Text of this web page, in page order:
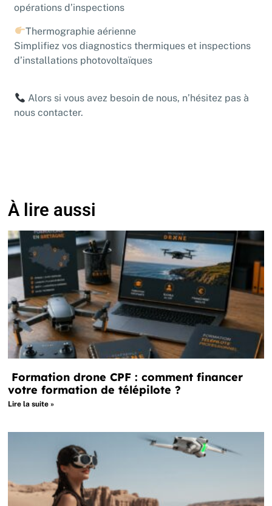
opérations d’inspections
Thermographie aérienne
Simplifiez vos diagnostics thermiques et inspections
d’installations photovoltaïques
Alors si vous avez besoin de nous, n’hésitez pas à
nous contacter.
À lire aussi
Formation drone CPF : comment financer
votre formation de télépilote ?
Lire la suite »